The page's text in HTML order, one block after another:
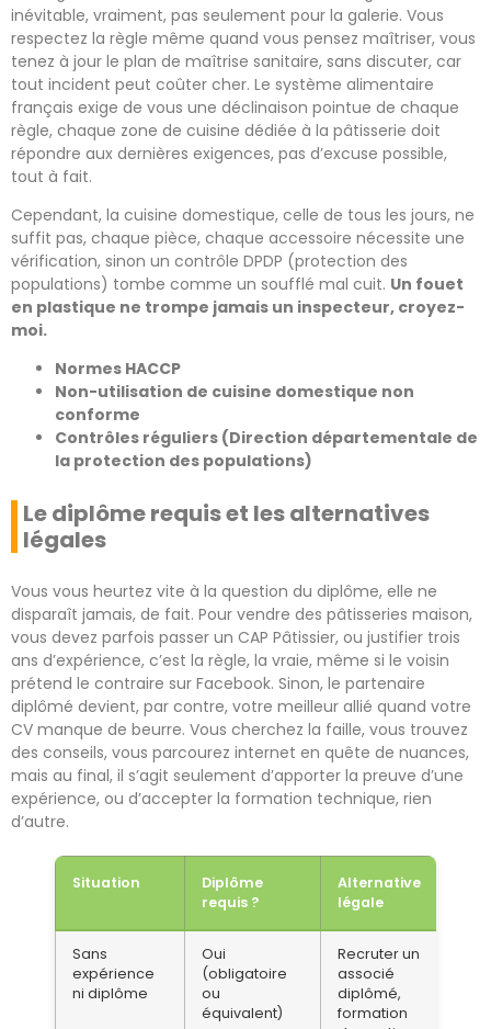
inévitable, vraiment, pas seulement pour la galerie. Vous
respectez la règle même quand vous pensez maîtriser, vous
tenez à jour le plan de maîtrise sanitaire, sans discuter, car
tout incident peut coûter cher. Le système alimentaire
français exige de vous une déclinaison pointue de chaque
règle, chaque zone de cuisine dédiée à la pâtisserie doit
répondre aux dernières exigences, pas d’excuse possible,
tout à fait.
Cependant, la cuisine domestique, celle de tous les jours, ne
suffit pas, chaque pièce, chaque accessoire nécessite une
vérification, sinon un contrôle DPDP (protection des
populations) tombe comme un soufflé mal cuit. Un fouet
en plastique ne trompe jamais un inspecteur, croyez-
moi.
Normes HACCP
Non-utilisation de cuisine domestique non
conforme
Contrôles réguliers (Direction départementale de
la protection des populations)
Le diplôme requis et les alternatives
légales
Vous vous heurtez vite à la question du diplôme, elle ne
disparaît jamais, de fait. Pour vendre des pâtisseries maison,
vous devez parfois passer un CAP Pâtissier, ou justifier trois
ans d’expérience, c’est la règle, la vraie, même si le voisin
prétend le contraire sur Facebook. Sinon, le partenaire
diplômé devient, par contre, votre meilleur allié quand votre
CV manque de beurre. Vous cherchez la faille, vous trouvez
des conseils, vous parcourez internet en quête de nuances,
mais au final, il s’agit seulement d’apporter la preuve d’une
expérience, ou d’accepter la formation technique, rien
d’autre.
Situation
Diplôme
requis ?
Alternative
légale
Sans
expérience
ni diplôme
Oui
(obligatoire
ou
équivalent)
Recruter un
associé
diplômé,
formation